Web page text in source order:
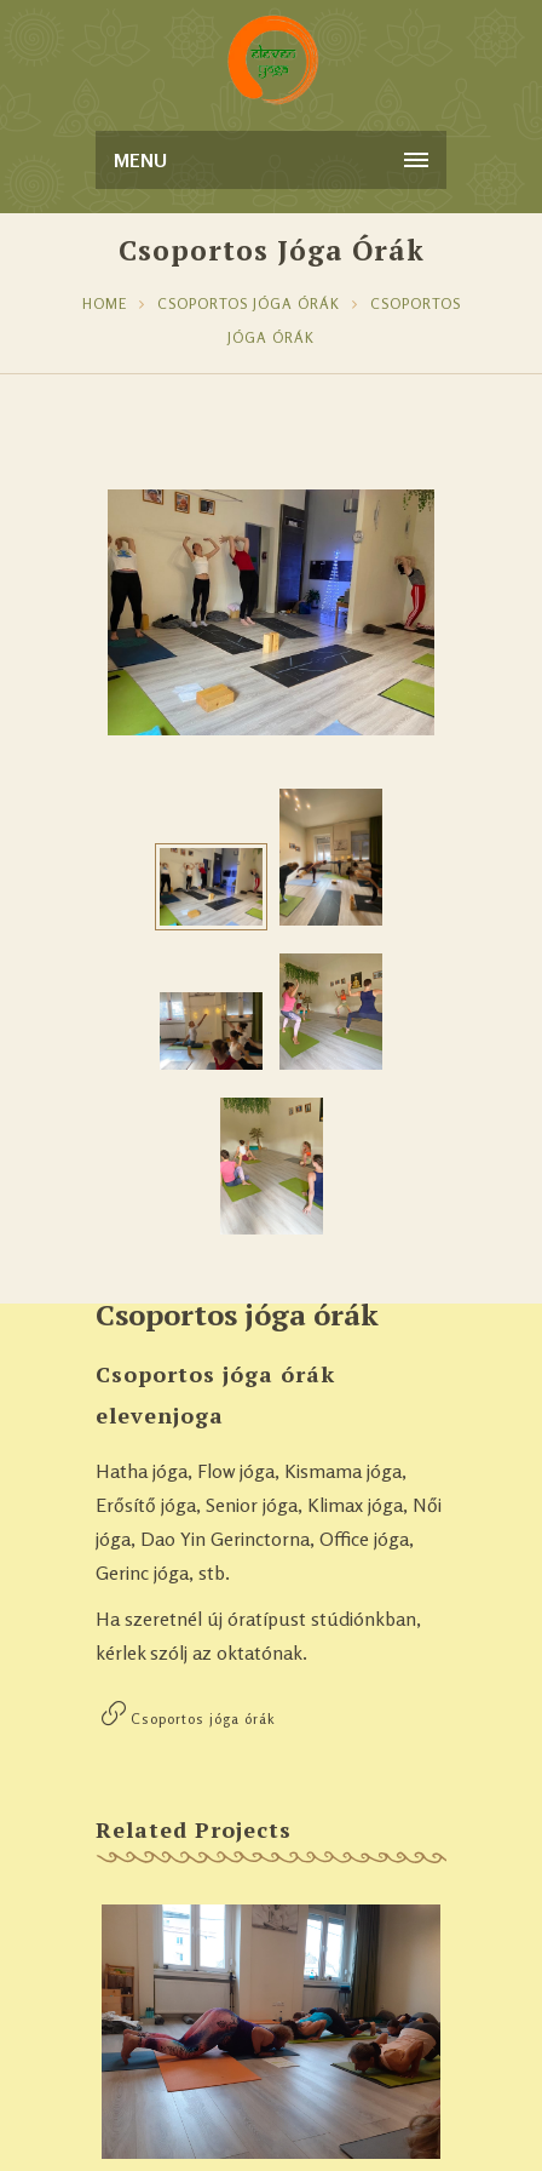
MENU
Csoportos Jóga Órák
HOME CSOPORTOS JÓGA ÓRÁK
CSOPORTOS
JÓGA ÓRÁK
Csoportos jóga órák
Csoportos jóga órák
elevenjoga
Hatha jóga, Flow jóga, Kismama jóga,
Erősítő jóga, Senior jóga, Klimax jóga, Női
jóga, Dao Yin Gerinctorna, Office jóga,
Gerinc jóga, stb.
Ha szeretnél új óratípust stúdiónkban,
kérlek szólj az oktatónak.
Csoportos jóga órák
Related Projects